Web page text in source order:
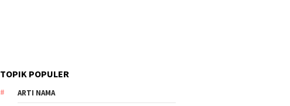
TOPIK POPULER
ARTI NAMA